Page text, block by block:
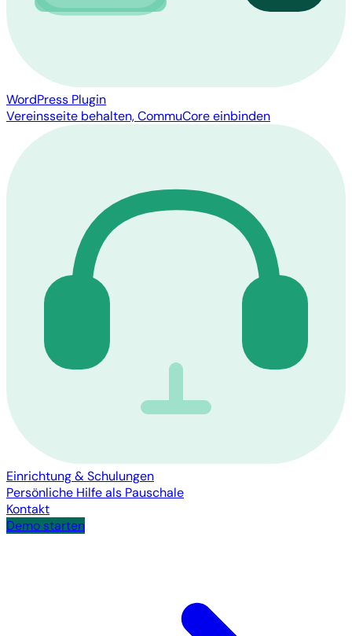
WordPress Plugin
Vereinsseite behalten, CommuCore einbinden
Einrichtung & Schulungen
Persönliche Hilfe als Pauschale
Kontakt
Demo starten